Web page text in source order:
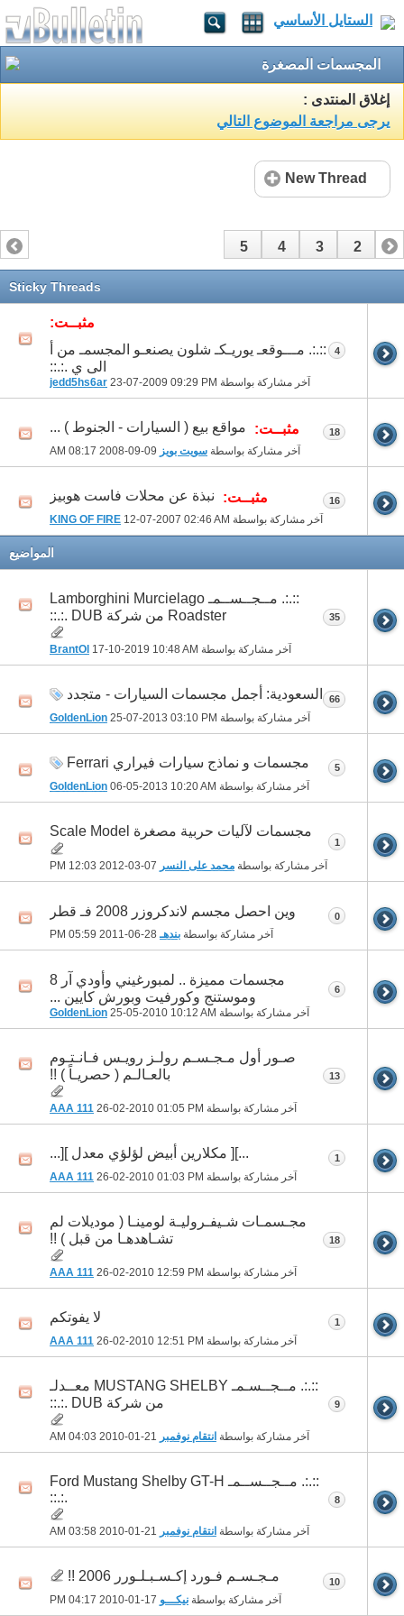
الستايل الأساسي
المجسمات المصغرة
إغلاق المنتدى :
يرجى مراجعة الموضوع التالي
New Thread
1
2
3
4
5
Sticky Threads
مثبــت:
::.:. مـــوقعـ يوريـكـ شلون يصنعـو المجسمـ من أ
الى ي .:.::
آخر مشاركة بواسطة jedd5hs6ar 23-07-2009 09:29 PM
4
مثبــت: مواقع بيع ( السيارات - الجنوط ) ...
آخر مشاركة بواسطة سويت بويز 08:17 AM
18
مثبــت: نبذة عن محلات فاست هوبيز
آخر مشاركة بواسطة KING OF FIRE 12-07-2007 02:46 AM
16
المواضيع
::.:. مــجــســمـ Lamborghini Murcielago
Roadster من شركة DUB .:.::
آخر مشاركة بواسطة BrantOl 17-10-2019 10:48 AM
35
السعودية: أجمل مجسمات السيارات - متجدد
آخر مشاركة بواسطة GoldenLion 25-07-2013 03:10 PM
66
مجسمات و نماذج سيارات فيراري Ferrari
آخر مشاركة بواسطة GoldenLion 06-05-2013 10:20 AM
5
مجسمات لآليات حربية مصغرة Scale Model
آخر مشاركة بواسطة محمد على النسر 12:03 PM
1
وين احصل مجسم لاندكروزر 2008 فـ قطر
آخر مشاركة بواسطة بندهـ28-06-2011
05:59 PM
0
مجسمات مميزة .. لمبورغيني وأودي آر 8
وموستنج وكورفيت وبورش كايين ...
آخر مشاركة بواسطة GoldenLion 25-05-2010 10:12 AM
6
صـور أول مـجـسـم رولـز رويـس فـانـتـوم
بالعـالـم ( حصريـاً ) !!
آخر مشاركة بواسطة AAA 111 26-02-2010 01:05 PM
13
...][ مكلارين أبيض لؤلؤي معدل ][...
آخر مشاركة بواسطة AAA 111 26-02-2010 01:03 PM
1
مجـسمـات شـيفـروليـة لومينـا ( موديلات لم
تشـاهدهـا من قبل ) !!
آخر مشاركة بواسطة AAA 111 26-02-2010 12:59 PM
18
لا يفوتكم
آخر مشاركة بواسطة AAA 111 26-02-2010 12:51 PM
1
::.:. مــجــسـمـ MUSTANG SHELBY معــدلـ
من شركة DUB .:.::
آخر مشاركة بواسطة انتقام نوفمبر 04:03 AM
9
::.:. مــجــســمـ Ford Mustang Shelby GT-H
.:.::
آخر مشاركة بواسطة انتقام نوفمبر 03:58 AM
8
مـجـسـم فـورد إكـسـبـلـورر 2006 !!
آخر مشاركة بواسطة نيكـــو 04:17 PM
10